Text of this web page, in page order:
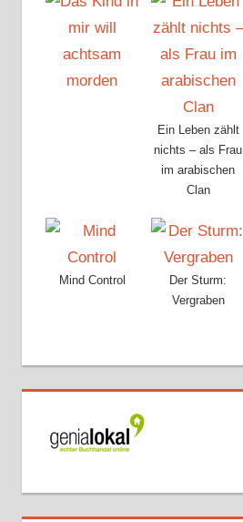
Ein Leben zählt
nichts – als Frau
im arabischen
Clan
Mind Control
Der Sturm:
Vergraben